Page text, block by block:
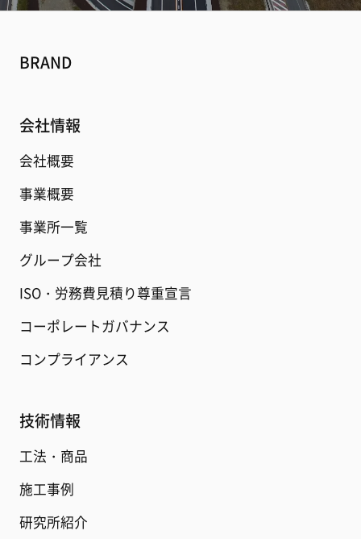
BRAND
会社情報
会社概要
事業概要
事業所一覧
グループ会社
ISO・労務費見積り尊重宣言
コーポレートガバナンス
コンプライアンス
技術情報
工法・商品
施工事例
研究所紹介